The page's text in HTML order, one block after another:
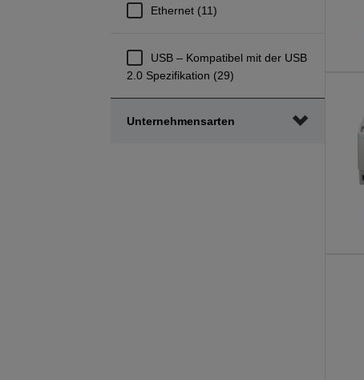
Ethernet (11)
USB – Kompatibel mit der USB
2.0 Spezifikation (29)
Unternehmensarten